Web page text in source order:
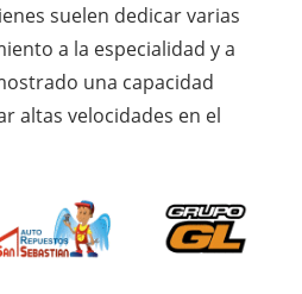
suelen dedicar varias
a la especialidad y a
una capacidad
altas velocidades en el